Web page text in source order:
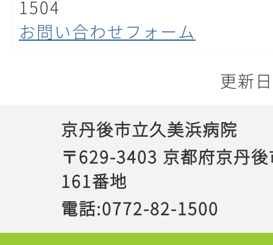
1504
お問い合わせフォーム
更新
京丹後市立久美浜病院
〒629-3403 京都府京丹
161番地
電話:0772-82-1500